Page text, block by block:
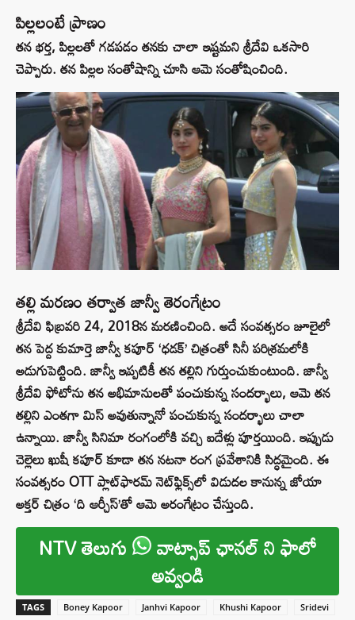
పిల్లలంటే ప్రాణం
తన భర్త, పిల్లలతో గడపడం తనకు చాలా ఇష్టమని శ్రీదేవి ఒకసారి
చెప్పారు. తన పిల్లల సంతోషాన్ని చూసి ఆమె సంతోషించింది.
తల్లి మరణం తర్వాత జాన్వీ తెరంగేట్రం
శ్రీదేవి ఫిబ్రవరి 24, 2018న మరణించింది. అదే సంవత్సరం జూలైలో
తన పెద్ద కుమార్తె జాన్వీ కపూర్ ‘ధడక్’ చిత్రంతో సినీ పరిశ్రమలోకి
అడుగుపెట్టింది. జాన్వీ ఇప్పటికీ తన తల్లిని గుర్తుంచుకుంటుంది. జాన్వీ
శ్రీదేవి ఫోటోను తన అభిమానులతో పంచుకున్న సందర్భాలు, ఆమె తన
తల్లిని ఎంతగా మిస్ అవుతున్నానో పంచుకున్న సందర్భాలు చాలా
ఉన్నాయి. జాన్వీ సినిమా రంగంలోకి వచ్చి ఐదేళ్లు పూర్తయింది. ఇప్పుడు
చెల్లెలు ఖుషీ కపూర్ కూడా తన నటనా రంగ ప్రవేశానికి సిద్ధమైంది. ఈ
సంవత్సరం OTT ప్లాట్‌ఫారమ్ నెట్‌ఫ్లిక్స్‌లో విడుదల కానున్న జోయా
అక్తర్ చిత్రం ‘ది ఆర్చీస్’తో ఆమె అరంగేట్రం చేస్తుంది.
NTV తెలుగు వాట్సాప్ ఛానల్ ని ఫాలో
అవ్వండి
TAGS Boney Kapoor Janhvi Kapoor Khushi Kapoor
Sridevi